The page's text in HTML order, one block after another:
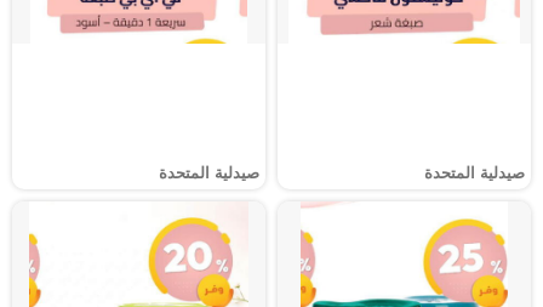
صيدلية المتحدة صيدلية المتحدة